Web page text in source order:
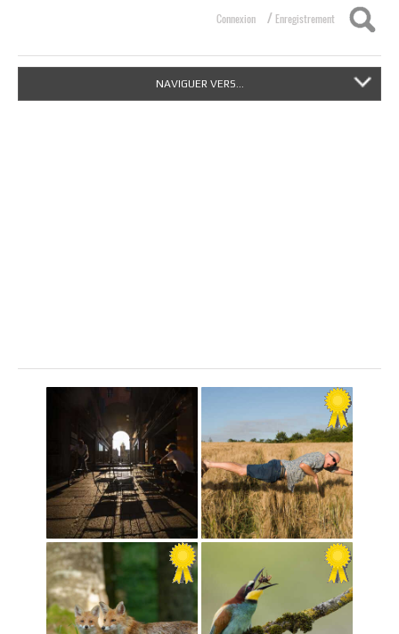
Connexion / Enregistrement
NAVIGUER VERS...